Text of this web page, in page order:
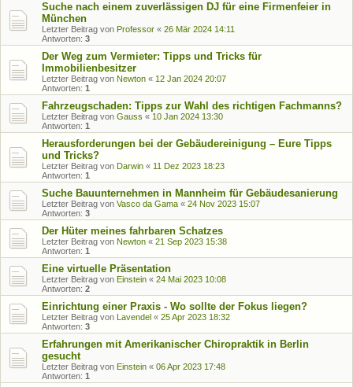
Suche nach einem zuverlässigen DJ für eine Firmenfeier in
München
Letzter Beitrag von Professor « 26 Mär 2024 14:11
Antworten: 3
Der Weg zum Vermieter: Tipps und Tricks für
Immobilienbesitzer
Letzter Beitrag von Newton « 12 Jan 2024 20:07
Antworten: 1
Fahrzeugschaden: Tipps zur Wahl des richtigen Fachmanns?
Letzter Beitrag von Gauss « 10 Jan 2024 13:30
Antworten: 1
Herausforderungen bei der Gebäudereinigung – Eure Tipps
und Tricks?
Letzter Beitrag von Darwin « 11 Dez 2023 18:23
Antworten: 1
Suche Bauunternehmen in Mannheim für Gebäudesanierung
Letzter Beitrag von Vasco da Gama « 24 Nov 2023 15:07
Antworten: 3
Der Hüter meines fahrbaren Schatzes
Letzter Beitrag von Newton « 21 Sep 2023 15:38
Antworten: 1
Eine virtuelle Präsentation
Letzter Beitrag von Einstein « 24 Mai 2023 10:08
Antworten: 2
Einrichtung einer Praxis - Wo sollte der Fokus liegen?
Letzter Beitrag von Lavendel « 25 Apr 2023 18:32
Antworten: 3
Erfahrungen mit Amerikanischer Chiropraktik in Berlin
gesucht
Letzter Beitrag von Einstein « 06 Apr 2023 17:48
Antworten: 1